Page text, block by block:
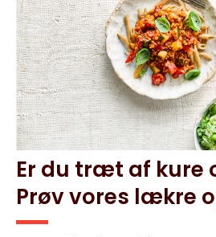
Er du træt af kure
Prøv vores lækre